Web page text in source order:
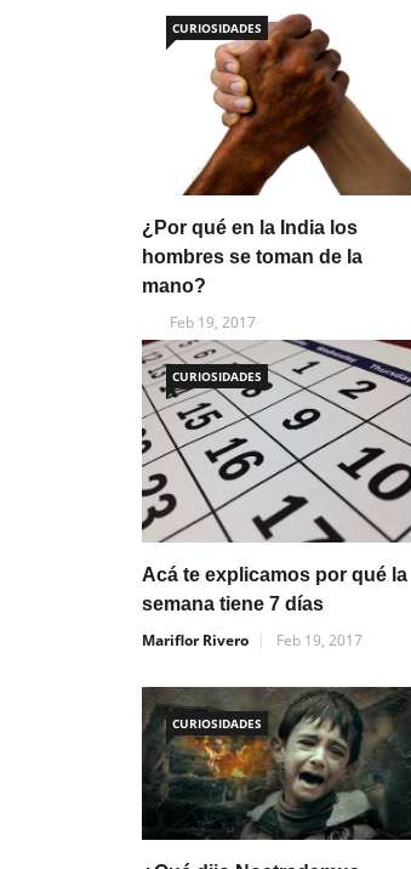
CURIOSIDADES
¿Por qué en la India los
hombres se toman de la
mano?
Feb 19, 2017
CURIOSIDADES
Acá te explicamos por qué la
semana tiene 7 días
Mariflor Rivero
Feb 19, 2017
CURIOSIDADES